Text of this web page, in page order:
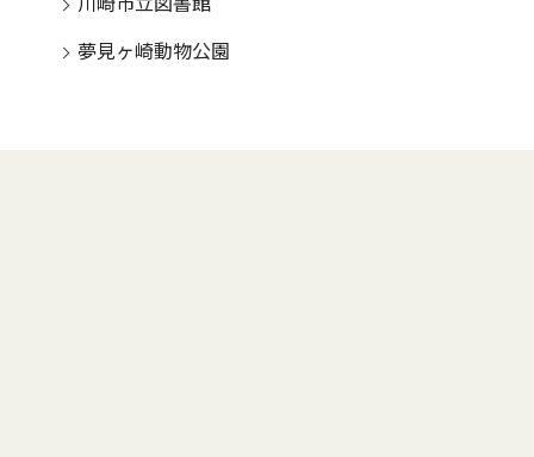
川崎市立図書館
夢見ヶ崎動物公園